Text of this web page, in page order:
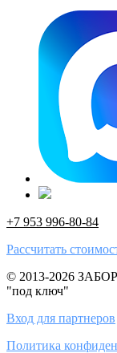
+7 953 996-80-84
Рассчитать
© 2013-2026
"под ключ"
Вход для партнеров
Политика